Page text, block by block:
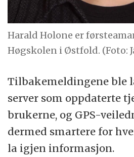
Harald Holone er
Høgskolen i Østfold. (Foto:
Tilbakemeldingene ble
server som oppdaterte
brukerne, og GPS-
dermed smartere for
la igjen informasjon.